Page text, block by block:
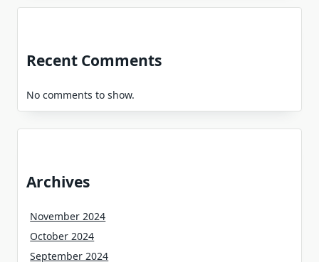
Recent Comments
No comments to show.
Archives
November 2024
October 2024
September 2024